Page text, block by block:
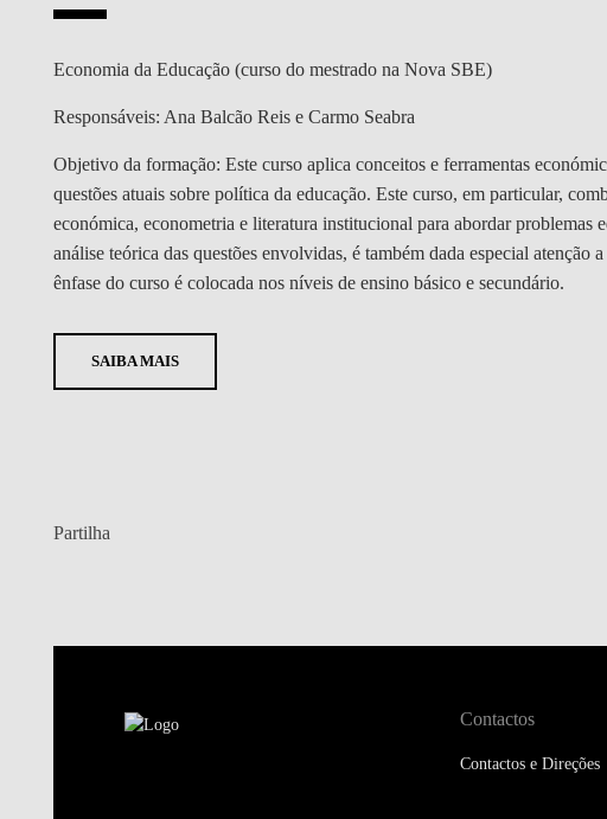
Economia da Educação (curso do mestrado na Nova SBE)
Responsáveis: Ana Balcão Reis e Carmo Seabra
Objetivo da formação: Este curso aplica conceitos e ferramentas
questões atuais sobre política da educação. Este curso, em particular,
económica, econometria e literatura institucional para abordar problemas
análise teórica das questões envolvidas, é também dada especial atenção
ênfase do curso é colocada nos níveis de ensino básico e secundário.
SAIBA MAIS
Partilha
Contactos
Contactos e Direções